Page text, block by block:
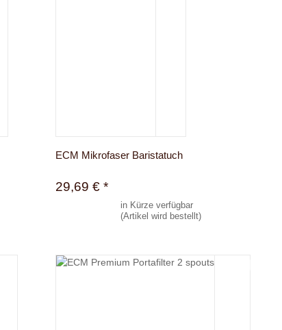
ECM Mikrofaser Baristatuch
29,69 €*
in Kürze verfügbar
(Artikel wird bestellt)